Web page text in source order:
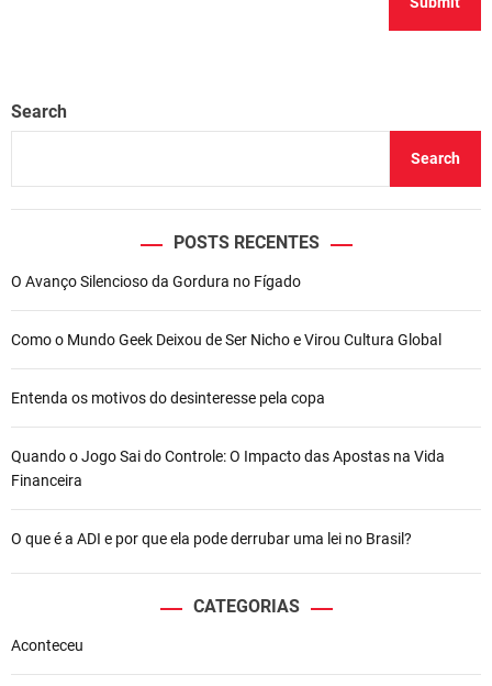
Search
Search
POSTS RECENTES
O Avanço Silencioso da Gordura no Fígado
Como o Mundo Geek Deixou de Ser Nicho e Virou Cultura Global
Entenda os motivos do desinteresse pela copa
Quando o Jogo Sai do Controle: O Impacto das Apostas na Vida
Financeira
O que é a ADI e por que ela pode derrubar uma lei no Brasil?
CATEGORIAS
Aconteceu